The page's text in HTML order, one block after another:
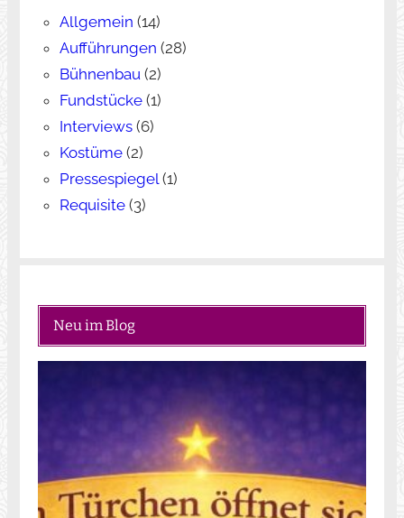
Allgemein (14)
Aufführungen (28)
Bühnenbau (2)
Fundstücke(1)
Interviews(6)
Kostüme(2)
Pressespiegel (1)
Requisite(3)
Neu im Blog